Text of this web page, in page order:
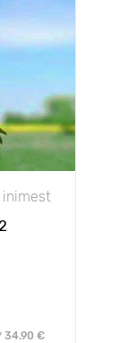
inimest
34.90 €